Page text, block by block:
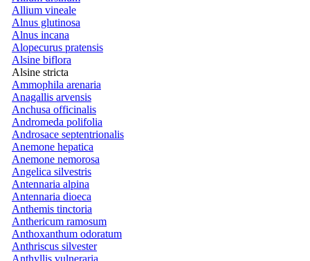
Allium vineale
Alnus glutinosa
Alnus incana
Alopecurus pratensis
Alsine biflora
Alsine stricta
Ammophila arenaria
Anagallis arvensis
Anchusa officinalis
Andromeda polifolia
Androsace septentrionalis
Anemone hepatica
Anemone nemorosa
Angelica silvestris
Antennaria alpina
Antennaria dioeca
Anthemis tinctoria
Anthericum ramosum
Anthoxanthum odoratum
Anthriscus silvester
Anthyllis vulneraria